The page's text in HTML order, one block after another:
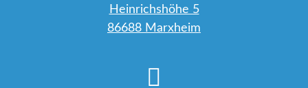
Heinrichshöhe 5
86688 Marxheim